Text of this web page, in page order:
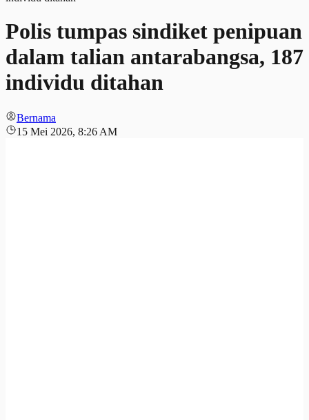
Polis tumpas sindiket penipuan
dalam talian antarabangsa, 187
individu ditahan
Bernama
15 Mei 2026, 8:26 AM